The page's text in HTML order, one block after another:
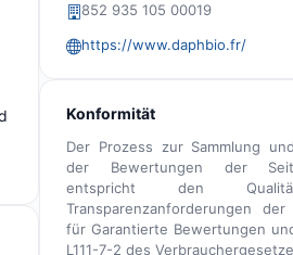
852 935 105 00019
https://www.daphbio.fr/
Konformität
Der Prozess zur Sammlung
der Bewertungen der
entspricht den
Transparenzanforderungen der
für Garantierte Bewertungen
L111-7-2 des